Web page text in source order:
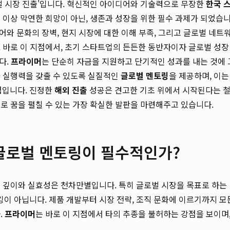
장 진출'입니다. 혁신적인 아이디어와 기술력으로 무장한한국 스
상 막연한 희망이 아닌, 생존과 성장을 위한 필수 과제가 되었습니
문화의 장벽, 현지 시장에 대한 이해 부족, 그리고 글로벌 네트워
로 이 지점에서, 초기 스타트업의 든든한 동반자이자 글로벌 성장
.프라이머는 단순히 자금을 지원하고 단기적인 성과를 내는 것에
행력을 갖출 수 있도록 실질적인 글로벌 멘토링을 제공하며, 이는
니다. 진정한해외 진출 성공은 견고한 기초 위에서 시작된다는 철
꿈을 펼칠 수 있는 가장 확실한 발판을 마련해주고 있습니다.
벌 멘토링이 필수적인가?
이와 실효성은 천차만별입니다. 특히 글로벌 시장을 목표로 하는
아닙니다. 제품 개발부터 시장 전략, 조직 문화에 이르기까지 모
프라이머는 바로 이 지점에서 타의 추종을 불허하는 강점을 보이